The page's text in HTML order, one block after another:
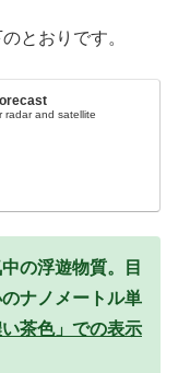
とおりです。
radar and satellite
の浮遊物質。目
ナノメートル単
い茶色」での表示